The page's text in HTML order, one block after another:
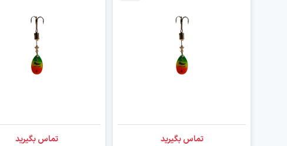
تماس بگیرید
تماس بگیرید